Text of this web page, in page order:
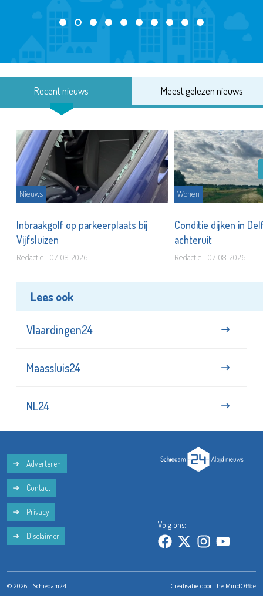
Recent nieuws Meest gelezen nieuws
Nieuws
Inbraakgolf op parkeerplaats bij
Vijfsluizen
Redactie - 07-08-2026
Wonen
Conditie dijken in
achteruit
Redactie - 07-08-2026
Lees ook
Vlaardingen24
Maassluis24
NL24
Adverteren
Contact
Privacy
Disclaimer
Volg ons:
© 2026 - Schiedam24 Crealisatie doorThe MindOffice